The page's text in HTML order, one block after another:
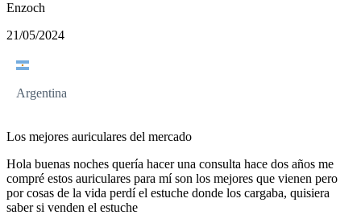
Enzoch
21/05/2024
Argentina
Los mejores auriculares del mercado
Hola buenas noches quería hacer una consulta hace dos años me
compré estos auriculares para mí son los mejores que vienen pero
por cosas de la vida perdí el estuche donde los cargaba, quisiera
saber si venden el estuche